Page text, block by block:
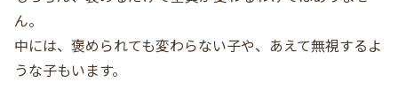
ん。
中には、褒められても変わらない子や、あえて無視するよ
うな子もいます。